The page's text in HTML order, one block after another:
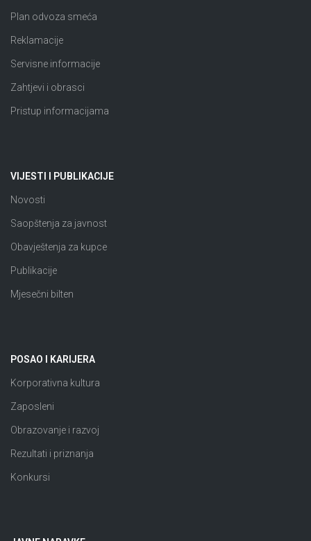
Plan odvoza smeća
Reklamacije
Servisne informacije
Zahtjevi i obrasci
Pristup informacijama
VIJESTI I PUBLIKACIJE
Novosti
Saopštenja za javnost
Obavještenja za kupce
Publikacije
Mjesečni bilten
POSAO I KARIJERA
Korporativna kultura
Zaposleni
Obrazovanje i razvoj
Rezultati i priznanja
Konkursi